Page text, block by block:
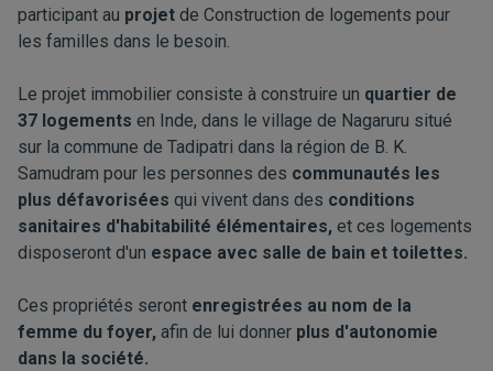
participant au projet de Construction de logements pour
les familles dans le besoin.
Le projet immobilier consiste à construire un quartier de
37 logements en Inde, dans le village de Nagaruru situé
sur la commune de Tadipatri dans la région de B. K.
Samudram pour les personnes des communautés les
plus défavorisées qui vivent dans des conditions
sanitaires d'habitabilité élémentaires, et ces logements
disposeront d'un espace avec salle de bain et toilettes.
Ces propriétés seront enregistrées au nom de la
femme du foyer, afin de lui donner plus d'autonomie
dans la société.